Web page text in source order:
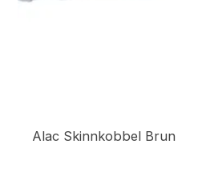
Alac Skinnkobbel Brun